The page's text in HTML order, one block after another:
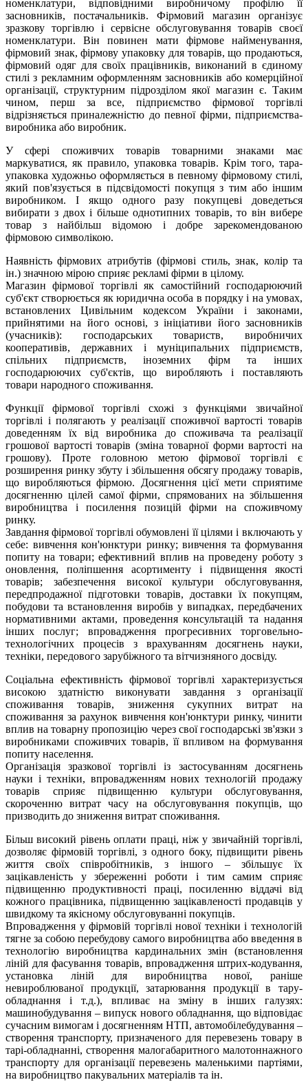
номенклатури, відповідними виробничому профілю її
засновників, постачальників. Фірмовий магазин організує
зразкову торгівлю і сервісне обслуговування товарів своєї
номенклатури. Він повинен мати фірмове найменування,
фірмовий знак, фірмову упаковку для товарів, що продаються,
фірмовий одяг для своїх працівників, виконаний в єдиному
стилі з рекламним оформленням засновників або комерційної
організації, структурним підрозділом якої магазин є. Таким
чином, перш за все, підприємство фірмової торгівлі
відрізняється приналежністю до певної фірми, підприємства-
виробника або виробник.
У сфері споживчих товарів товарними знаками має
маркуватися, як правило, упаковка товарів. Крім того, тара-
упаковка художньо оформляється в певному фірмовому стилі,
який пов'язується в підсвідомості покупця з тим або іншим
виробником. І якщо одного разу покупцеві доведеться
вибирати з двох і більше однотипних товарів, то він вибере
товар з найбільш відомою і добре зарекомендованою
фірмовою символікою.
Наявність фірмових атрибутів (фірмові стиль, знак, колір та
ін.) значною мірою сприяє рекламі фірми в цілому.
Магазин фірмової торгівлі як самостійний господарюючий
суб'єкт створюється як юридична особа в порядку і на умовах,
встановлених Цивільним кодексом України і законами,
прийнятими на його основі, з ініціативи його засновників
(учасників): господарських товариств, виробничих
кооперативів, державних і муніципальних підприємств,
спільних підприємств, іноземних фірм та інших
господарюючих суб'єктів, що виробляють і поставляють
товари народного споживання.
Функції фірмової торгівлі схожі з функціями звичайної
торгівлі і полягають у реалізації споживчої вартості товарів
доведенням їх від виробника до споживача та реалізації
грошової вартості товарів (зміна товарної форми вартості на
грошову). Проте головною метою фірмової торгівлі є
розширення ринку збуту і збільшення обсягу продажу товарів,
що виробляються фірмою. Досягнення цієї мети сприятиме
досягненню цілей самої фірми, спрямованих на збільшення
виробництва і посилення позицій фірми на споживчому
ринку.
Завдання фірмової торгівлі обумовлені її цілями і включають у
себе: вивчення кон'юнктури ринку; вивчення та формування
попиту на товари; ефективний вплив на проведену роботу з
оновлення, поліпшення асортименту і підвищення якості
товарів; забезпечення високої культури обслуговування,
передпродажної підготовки товарів, доставки їх покупцям,
побудови та встановлення виробів у випадках, передбачених
нормативними актами, проведення консультацій та надання
інших послуг; впровадження прогресивних торговельно-
технологічних процесів з врахуванням досягнень науки,
техніки, передового зарубіжного та вітчизняного досвіду.
Соціальна ефективність фірмової торгівлі характеризується
високою здатністю виконувати завдання з організації
споживання товарів, зниження сукупних витрат на
споживання за рахунок вивчення кон'юнктури ринку, чинити
вплив на товарну пропозицію через свої господарські зв'язки з
виробниками споживчих товарів, її впливом на формування
попиту населення.
Організація зразкової торгівлі із застосуванням досягнень
науки і техніки, впровадженням нових технологій продажу
товарів сприяє підвищенню культури обслуговування,
скороченню витрат часу на обслуговування покупців, що
призводить до зниження витрат споживання.
Більш високий рівень оплати праці, ніж у звичайній торгівлі,
дозволяє фірмовій торгівлі, з одного боку, підвищити рівень
життя своїх співробітників, з іншого – збільшує їх
зацікавленість у збереженні роботи і тим самим сприяє
підвищенню продуктивності праці, посиленню віддачі від
кожного працівника, підвищенню зацікавленості продавців у
швидкому та якісному обслуговуванні покупців.
Впровадження у фірмовій торгівлі нової техніки і технологій
тягне за собою перебудову самого виробництва або введення в
технологію виробництва кардинальних змін (встановлення
ліній для фасування товарів, впровадження штрих-кодування,
установка ліній для виробництва нової, раніше
невироблюваної продукції, затарювання продукції в тару-
обладнання і т.д.), впливає на зміну в інших галузях:
машинобудування – випуск нового обладнання, що відповідає
сучасним вимогам і досягненням НТП, автомобілебудування –
створення транспорту, призначеного для перевезень товару в
тарі-обладнанні, створення малогабаритного малотоннажного
транспорту для організації перевезень маленькими партіями,
на виробництво пакувальних матеріалів та ін.